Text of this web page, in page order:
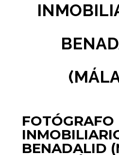
FOTÓGRAFO
BENADALID